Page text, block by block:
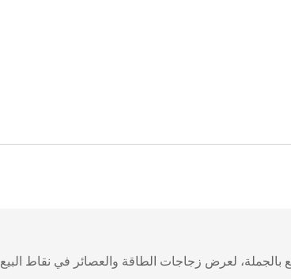
لعرض زجاجات الطاقة والعصائر في نقاط البيع